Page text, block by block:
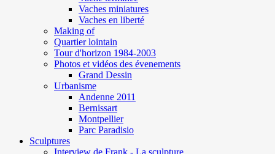
Vaches miniatures
Vaches en liberté
Making of
Quartier lointain
Tour d'horizon 1984-2003
Photos et vidéos des évenements
Grand Dessin
Urbanisme
Andenne 2011
Bernissart
Montpellier
Parc Paradisio
Sculptures
Interview de Frank - La sculpture